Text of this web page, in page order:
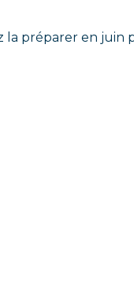
la préparer en juin